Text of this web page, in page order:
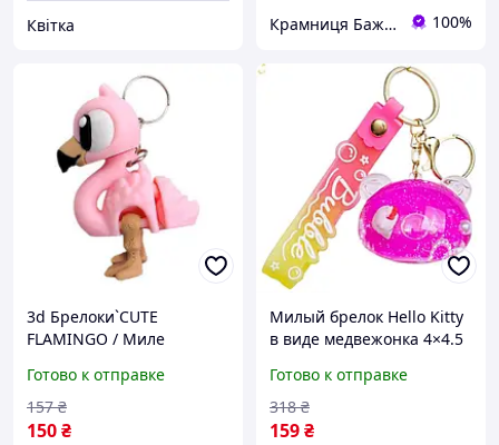
Квітка Крамниця Бажань 100%
3d Брелоки`CUTE
FLAMINGO / Миле
печать 00
Готово к отправке
150₴
157 ₴
Милый брелок Hello Kitty
в виде медвежонка 4×4.5
рюкзаков HP-55-33BEAR
Готово к отправке
159₴
318 ₴